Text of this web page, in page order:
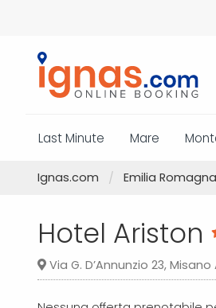
Last Minute Mare
Ignas.com Emilia Romagna
Hotel Ariston
Via G. D’Annunzio 23,